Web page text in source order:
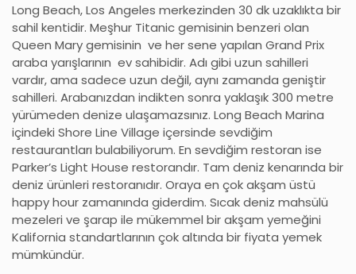
Long Beach, Los Angeles merkezinden 30 dk uzaklıkta bir
sahil kentidir. Meşhur Titanic gemisinin benzeri olan
Queen Mary gemisinin ve her sene yapılan Grand Prix
araba yarışlarının ev sahibidir. Adı gibi uzun sahilleri
vardır, ama sadece uzun değil, aynı zamanda geniştir
sahilleri. Arabanızdan indikten sonra yaklaşık 300 metre
yürümeden denize ulaşamazsınız. Long Beach Marina
içindeki Shore Line Village içersinde sevdiğim
restaurantları bulabiliyorum. En sevdiğim restoran ise
Parker’s Light House restorandır. Tam deniz kenarında bir
deniz ürünleri restoranıdır. Oraya en çok akşam üstü
happy hour zamanında giderdim. Sıcak deniz mahsülü
mezeleri ve şarap ile mükemmel bir akşam yemeğini
Kalifornia standartlarının çok altında bir fiyata yemek
mümkündür.